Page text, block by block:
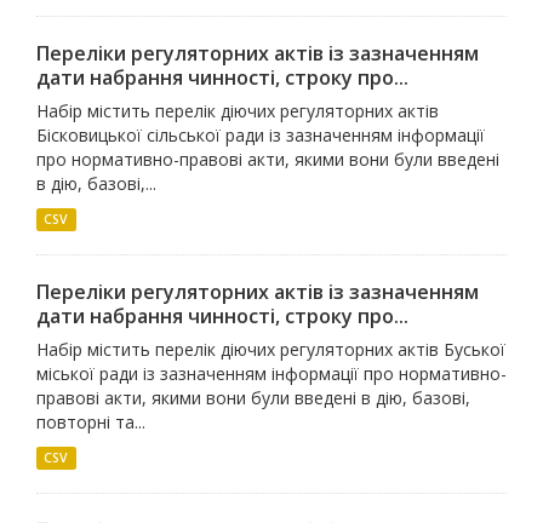
Переліки регуляторних актів із зазначенням
дати набрання чинності, строку про...
Набір містить перелік діючих регуляторних актів
Бісковицької сільської ради із зазначенням інформації
про нормативно-правові акти, якими вони були введені
в дію, базові,...
CSV
Переліки регуляторних актів із зазначенням
дати набрання чинності, строку про...
Набір містить перелік діючих регуляторних актів Буської
міської ради із зазначенням інформації про нормативно-
правові акти, якими вони були введені в дію, базові,
повторні та...
CSV